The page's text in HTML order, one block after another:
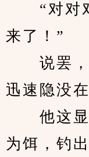
“对对
来了！”
说罢，
迅速隐没
他这显
为饵，钓